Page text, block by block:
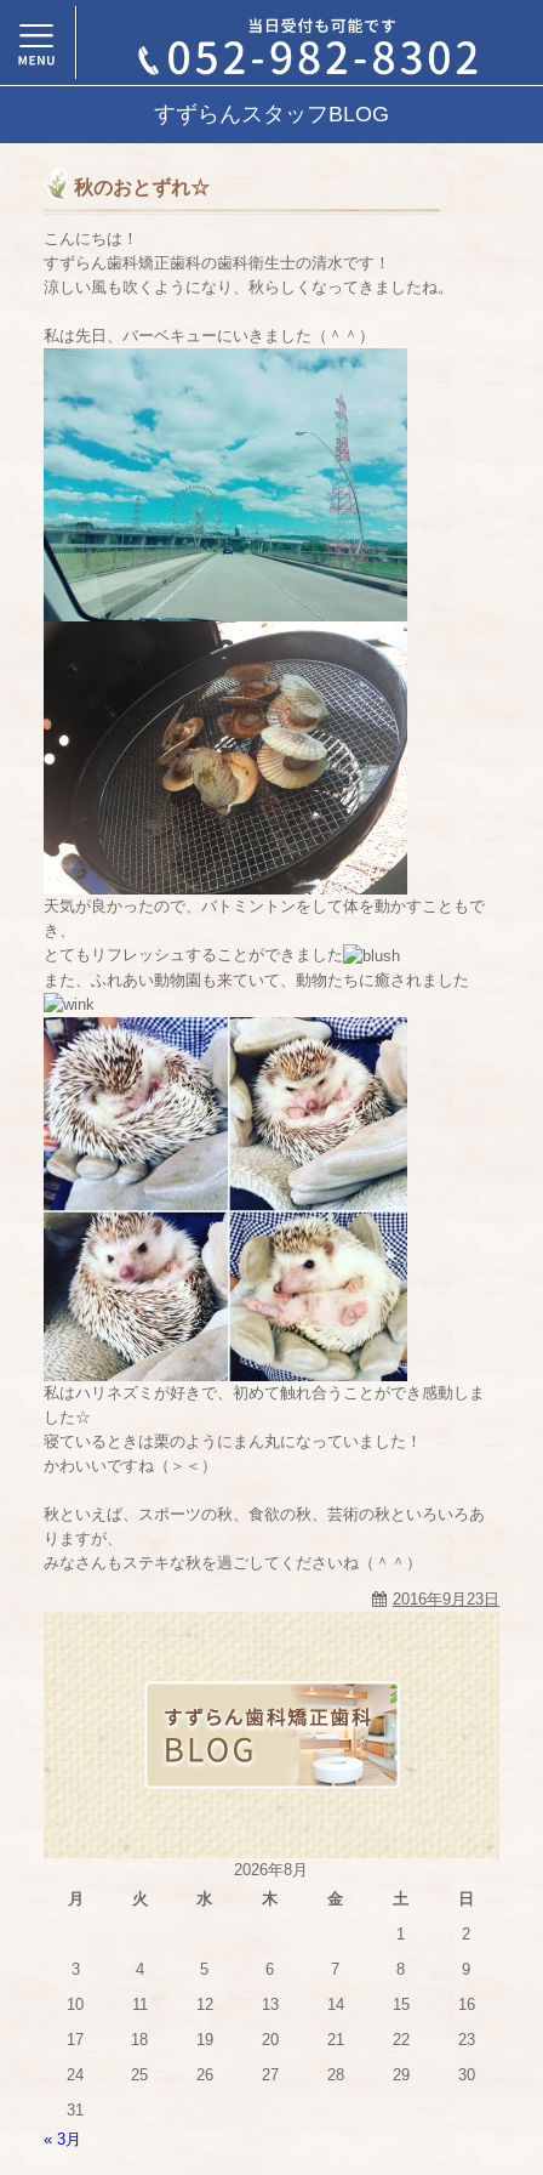
すずらんスタッフBLOG
秋のおとずれ☆
こんにちは！
すずらん歯科矯正歯科の歯科衛生士の清水です！
涼しい風も吹くようになり、秋らしくなってきましたね。
私は先日、バーベキューにいきました（＾＾）
天気が良かったので、バトミントンをして体を動かすこともで
き、
とてもリフレッシュすることができました
また、ふれあい動物園も来ていて、動物たちに癒されました
私はハリネズミが好きで、初めて触れ合うことができ感動しま
した☆
寝ているときは栗のようにまん丸になっていました！
かわいいですね（＞＜）
秋といえば、スポーツの秋、食欲の秋、芸術の秋といろいろあ
りますが、
みなさんもステキな秋を過ごしてくださいね（＾＾）
2016年9月23日
2026年8月
月
火 水 木 金 土
日
1
2
3
4 5 6 7 8
9
10
11 12 13 14 15
16
17
18 19 20 21 22
23
24
25 26 27 28 29
30
31
« 3月